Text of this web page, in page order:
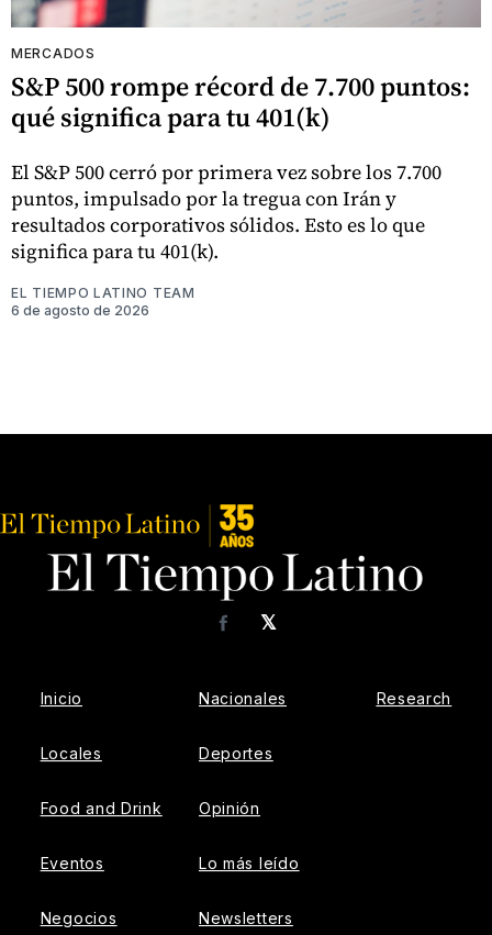
MERCADOS
S&P 500 rompe récord de 7.700 puntos:
qué significa para tu 401(k)
El S&P 500 cerró por primera vez sobre los 7.700
puntos, impulsado por la tregua con Irán y
resultados corporativos sólidos. Esto es lo que
significa para tu 401(k).
EL TIEMPO LATINO TEAM
6 de agosto de 2026
𝕏
Facebook
Inicio
Locales
Food and Drink
Eventos
Negocios
Nacionales
Deportes
Opinión
Lo más leído
Newsletters
Research